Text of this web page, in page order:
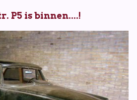
P5 is binnen....!